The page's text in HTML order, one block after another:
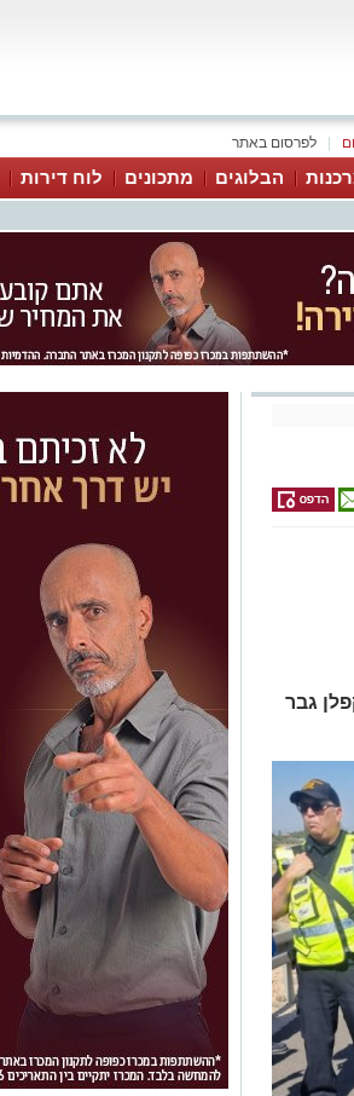
לפרסום באתר
הבלוגים מתכונים לוח דירות
גבר